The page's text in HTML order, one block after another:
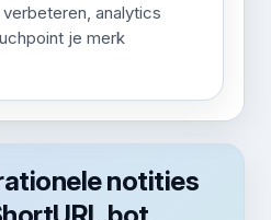
analytics
je merk
notities